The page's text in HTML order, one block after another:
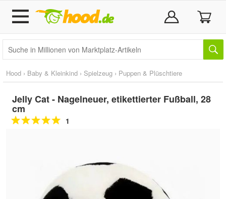
Hood › Baby & Kleinkind › Spielzeug › Puppen & Plüschtiere
Jelly Cat - Nagelneuer, etikettierter Fußball, 28
cm
1